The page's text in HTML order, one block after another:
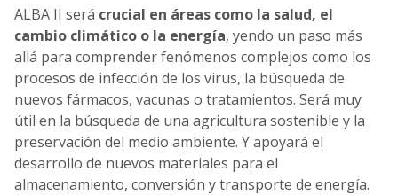
ALBA II será crucial en áreas como la salud, el
cambio climático o la energía, yendo un paso más
allá para comprender fenómenos complejos como los
procesos de infección de los virus, la búsqueda de
nuevos fármacos, vacunas o tratamientos. Será muy
útil en la búsqueda de una agricultura sostenible y la
preservación del medio ambiente. Y apoyará el
desarrollo de nuevos materiales para el
almacenamiento, conversión y transporte de energía.